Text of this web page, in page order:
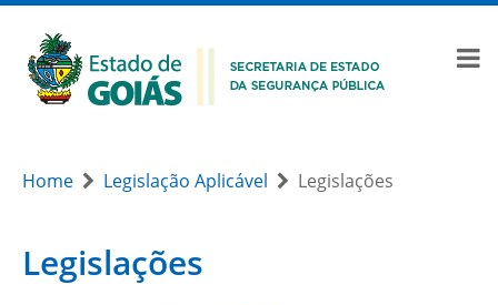
Home Legislação Aplicável Legislações
Legislações